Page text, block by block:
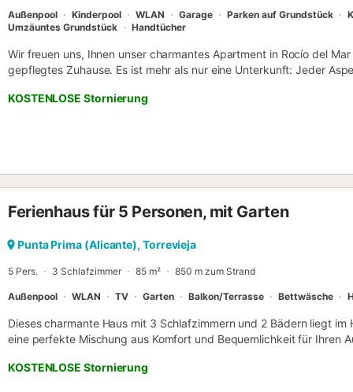
Außenpool Kinderpool WLAN Garage Parken auf Grundstück
Umzäuntes Grundstück
Handtücher
Wir freuen uns, Ihnen unser charmantes Apartment in Rocío del
gepflegtes Zuhause. Es ist mehr als nur eine Unterkunft: Jeder
steht ein kostenloser, privater Tiefgaragenstellplatz für ein
während Ihres Aufenthalts willkommen. Sauberkeit hat für uns
Hygienestandards um und sorgen dafür, dass jeder Bereich – von
Schränken und Schubladen – vor Ihrer Ankunft makellos gereinigt
regelmäßig die Sauberkeit, sodass Sie Ihren Aufenthalt unbesorgt
und ausgestattet: voll ausgestattete Küche, Waschmaschine,
sowie Zugang zum Gemeinschaftspool. Das zweite Schlafzimmer
Meerblic...
KOSTENLOSE Stornierung
Ferienhaus für 5 Personen, mit Garten
Punta Prima (Alicante), Torrevieja
5 Pers. 3 Schlafzimmer 85 m² 850 m zum Strand
Außenpool WLAN TV Garten Balkon/Terrasse Bettwäsche
Dieses charmante Haus mit 3 Schlafzimmern und 2 Bädern liegt
eine perfekte Mischung aus Komfort und Bequemlichkeit für Ihren
darunter zwei mit Doppelbetten und eines mit zwei Einzelbetten,
Freunde zum Entspannen. Jedes Schlafzimmer ist sorgfältig
KOSTENLOSE Stornierung